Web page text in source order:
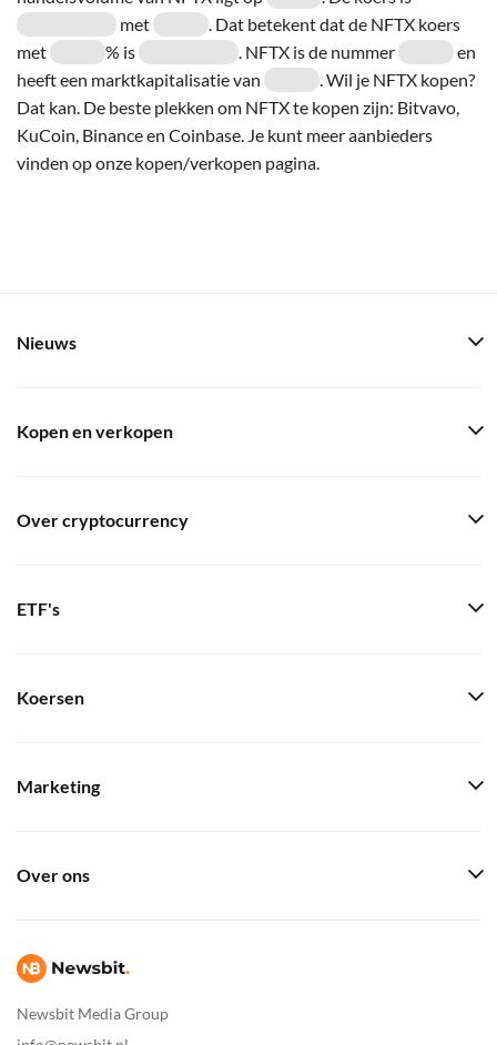
met
. Dat betekent dat de NFTX koers
met
% is . NFTX is de nummer
en
heeft een marktkapitalisatie van
. Wil je NFTX kopen?
Dat kan. De beste plekken om NFTX te kopen zijn: Bitvavo,
KuCoin, Binance en Coinbase. Je kunt meer aanbieders
vinden op onze kopen/verkopen pagina.
Newsbit Media Group
Nieuws
Kopen en verkopen
Over cryptocurrency
ETF's
Koersen
Marketing
Over ons